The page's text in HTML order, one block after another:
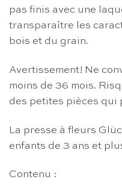
pas finis avec une
transparaître les
bois et du grain.
Avertissement! Ne
moins de 36 mois.
des petites pièces qui
La presse à fleurs
enfants de 3 ans et
Contenu :